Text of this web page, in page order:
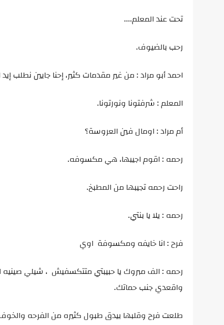
تحت عند المعلم....
رحب بالضيوف.
احمد أبو مراد : من غير مقدمات كثير، إحنا جايين نطلب
المعلم : شرفتونا ونورتونا.
أم مراد : اومال فين العروسة؟
رحمه : اقوم اجيبها، هي مكسوفه.
راحت رحمه تجيبها من المطبخ.
رحمه : يلا يا بنتي.
فرح : انا خايفه ومكسوفة اوي
رحمه : الف مبروك يا حبيبتي متتكسفيش ، شيلي صينيه
واقعدي جنب حماتك.
طلعت فرح وقلبها بيدق طبول كثيره من الفرحه